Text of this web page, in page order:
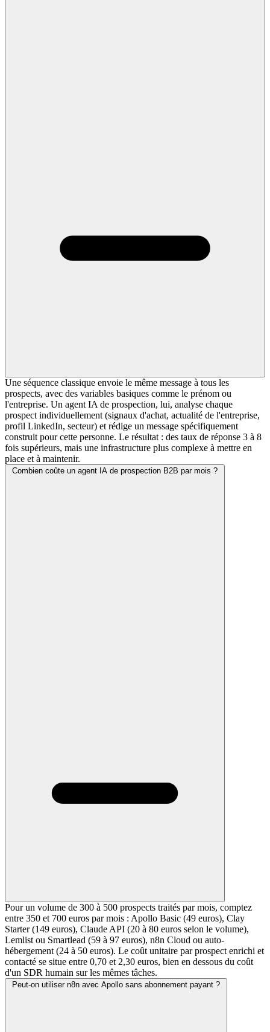
Une séquence classique envoie le même message à tous les
prospects, avec des variables basiques comme le prénom ou
l'entreprise. Un agent IA de prospection, lui, analyse chaque
prospect individuellement (signaux d'achat, actualité de l'entreprise,
profil LinkedIn, secteur) et rédige un message spécifiquement
construit pour cette personne. Le résultat : des taux de réponse 3 à 8
fois supérieurs, mais une infrastructure plus complexe à mettre en
place et à maintenir.
Combien coûte un agent IA de prospection B2B par mois ?
Pour un volume de 300 à 500 prospects traités par mois, comptez
entre 350 et 700 euros par mois : Apollo Basic (49 euros), Clay
Starter (149 euros), Claude API (20 à 80 euros selon le volume),
Lemlist ou Smartlead (59 à 97 euros), n8n Cloud ou auto-
hébergement (24 à 50 euros). Le coût unitaire par prospect enrichi et
contacté se situe entre 0,70 et 2,30 euros, bien en dessous du coût
d'un SDR humain sur les mêmes tâches.
Peut-on utiliser n8n avec Apollo sans abonnement payant ?